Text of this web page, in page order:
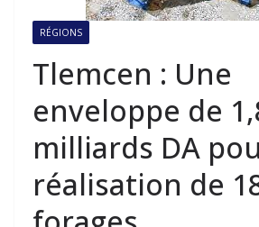
RÉGIONS
Tlemcen : Une
enveloppe de
milliards DA
réalisation de